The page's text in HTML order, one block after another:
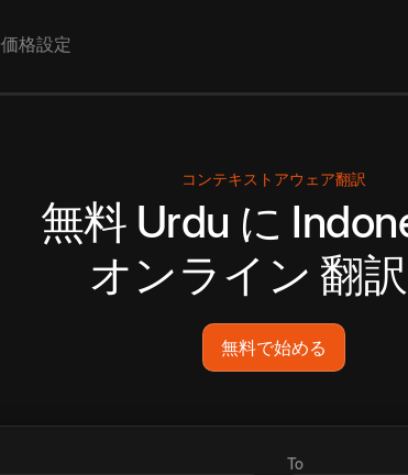
価格設定
コンテキストアウェア翻訳
無料 Urdu に
オンライン 翻
無料で始める
To